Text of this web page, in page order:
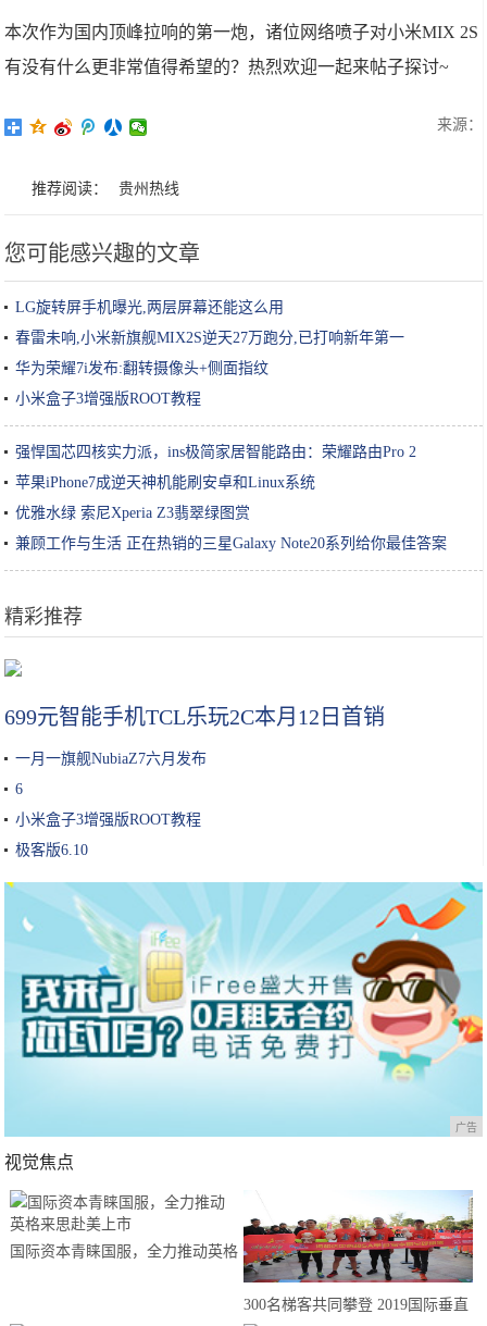
本次作为国内顶峰拉响的第一炮，诸位网络喷子对小米MIX 2S
有没有什么更非常值得希望的？热烈欢迎一起来帖子探讨~
来源：
推荐阅读： 贵州热线
您可能感兴趣的文章
LG旋转屏手机曝光,两层屏幕还能这么用
春雷未响,小米新旗舰MIX2S逆天27万跑分,已打响新年第一
华为荣耀7i发布:翻转摄像头+侧面指纹
小米盒子3增强版ROOT教程
强悍国芯四核实力派，ins极简家居智能路由：荣耀路由Pro 2
苹果iPhone7成逆天神机能刷安卓和Linux系统
优雅水绿 索尼Xperia Z3翡翠绿图赏
兼顾工作与生活 正在热销的三星Galaxy Note20系列给你最佳答案
精彩推荐
大姐校门外卖小吃，常被家长常嫌弃，小学生不乐意了：不懂得欣赏
699元智能手机TCL乐玩2C本月12日首销
一月一旗舰NubiaZ7六月发布
6
小米盒子3增强版ROOT教程
极客版6.10
广告
视觉焦点
国际资本青睐国服，全力推动英格
300名梯客共同攀登 2019国际垂直